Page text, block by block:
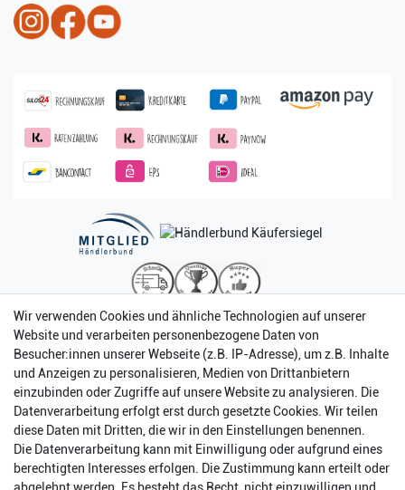
Wir verwenden Cookies und ähnliche Technologien auf unserer
Website und verarbeiten personenbezogene Daten von
Besucher:innen unserer Webseite (z.B. IP-Adresse), um z.B. Inhalte
und Anzeigen zu personalisieren, Medien von Drittanbietern
einzubinden oder Zugriffe auf unsere Website zu analysieren. Die
Datenverarbeitung erfolgt erst durch gesetzte Cookies. Wir teilen
diese Daten mit Dritten, die wir in den Einstellungen benennen.
Die Datenverarbeitung kann mit Einwilligung oder aufgrund eines
berechtigten Interesses erfolgen. Die Zustimmung kann erteilt oder